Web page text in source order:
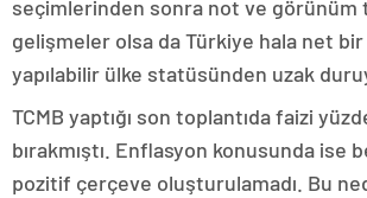
seçimlerinden sonra not ve görünüm
gelişmeler olsa da Türkiye hala net bir
yapılabilir ülke statüsünden uzak
TCMB yaptığı son toplantıda faizi
bırakmıştı. Enflasyon konusunda ise
pozitif çerçeve oluşturulamadı. Bu